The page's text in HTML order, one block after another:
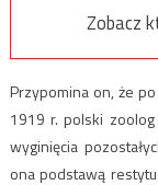
Zobacz
Przypomina on, że
1919 r. polski
wyginięcia
ona podstawą